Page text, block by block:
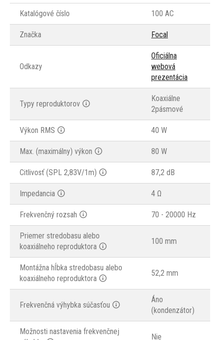
Katalógové číslo 100 AC
Značka Focal
Odkazy
Oficiálna
webová
prezentácia
Typy reproduktorov
Koaxiálne
2pásmové
Výkon RMS 40 W
Max. (maximálny) výkon 80 W
Citlivosť (SPL 2,83V/1m) 87,2 dB
Impedancia 4 Ω
Frekvenčný rozsah 70 - 20000 Hz
Priemer stredobasu alebo
koaxiálneho reproduktora
100 mm
Montážna hĺbka stredobasu alebo
koaxiálneho reproduktora
52,2 mm
Frekvenčná výhybka súčasťou
Áno
(kondenzátor)
Možnosti nastavenia frekvenčnej
Nie